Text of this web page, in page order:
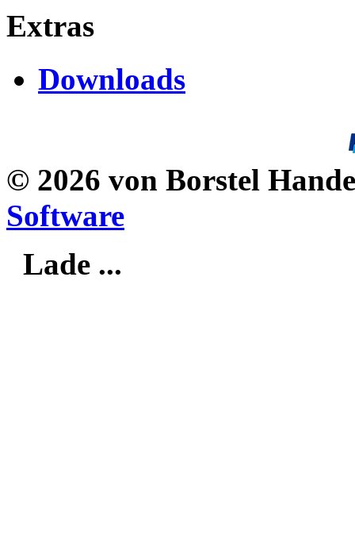
Extras
Downloads
© 2026 von Borstel
Software
Lade ...